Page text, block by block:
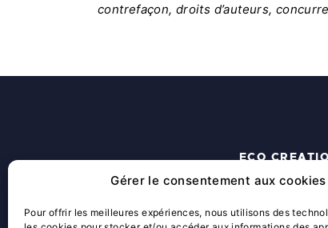
Gérer le consentement aux cookies
Pour offrir les meilleures expériences, nous utilisons des
contrefaçon, droits d’auteurs,
ECO
QUI SOMMES-